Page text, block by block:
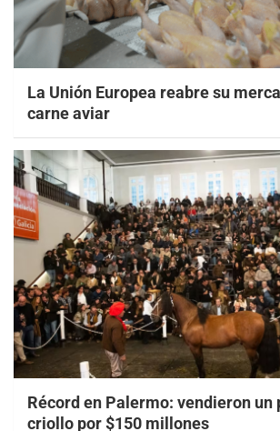
La Unión Europea reabre su
carne aviar
Récord en Palermo: vendieron un
criollo por $150 millones